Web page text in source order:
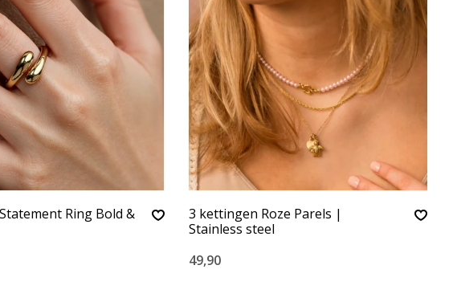
Ring Bold &
3 kettingen Roze Parels |
Stainless steel
49,90